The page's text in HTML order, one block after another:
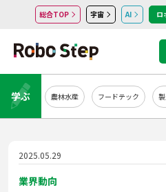
総合TOP 宇宙 AI ロ
学ぶ 農林水産 フードテック
2025.05.29
業界動向